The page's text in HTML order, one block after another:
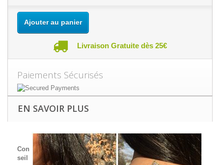
Ajouter au panier
Livraison Gratuite dès 25€
Paiements Sécurisés
EN SAVOIR PLUS
Con
seil